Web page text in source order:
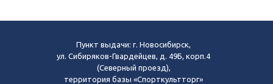
Пункт выдачи: г. Новосибирск,
ул. Сибиряков-Гвардейцев, д. 49Б, корп.4
(Северный проезд),
территория базы «Спорткультторг»